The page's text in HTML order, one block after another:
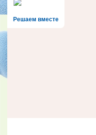
Решаем вместе